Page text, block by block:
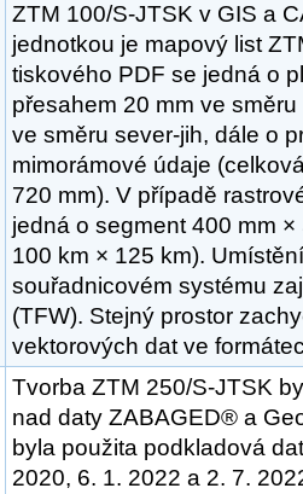
ZTM 100/S-JTSK v GIS a
jednotkou je mapový list
tiskového PDF se jedná o
přesahem 20 mm ve
ve směru sever-jih, dále o
mimorámové údaje
720 mm). V případě
jedná o segment 400 mm
100 km × 125 km).
souřadnicovém systému
(TFW). Stejný prostor
vektorových dat ve
Tvorba ZTM 250/S-JTSK
nad daty ZABAGED® a
byla použita podkladová
2020, 6. 1. 2022 a 2. 7.